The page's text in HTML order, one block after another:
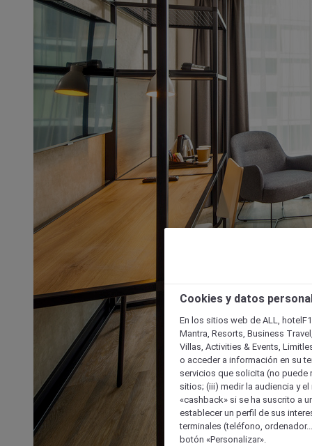
Cookies y datos
En los sitios web de ALL,
Mantra, Resorts, Business
Villas, Activities & Events,
o acceder a información en su
servicios que solicita (no puede
sitios; (iii) medir la audiencia y
«cashback» si se ha suscrito a
establecer un perfil de sus
terminales (teléfono,
botón «Personalizar».